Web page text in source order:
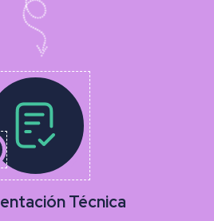
Técnica